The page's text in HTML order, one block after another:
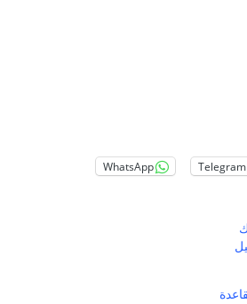
Telegram
WhatsApp
بقاعدة